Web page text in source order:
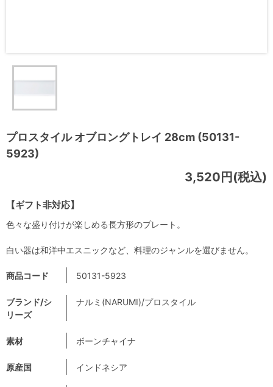
プロスタイル オブロングトレイ 28cm (50131-
5923)
【ギフト非対応】
3,520円(税込)
商品コード 50131-5923
ブランド/シ
リーズ
ナルミ(NARUMI)/プロスタイル
素材 ボーンチャイナ
原産国 インドネシア
色々な盛り付けが楽しめる長方形のプレート。
白い器は和洋中エスニックなど、料理のジャンルを選びません。